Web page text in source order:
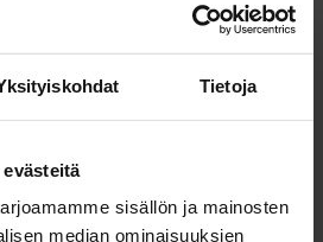
Tietoja
sisällön ja mainosten
median ominaisuuksien
Laki ja LKV Avoin yhtiö